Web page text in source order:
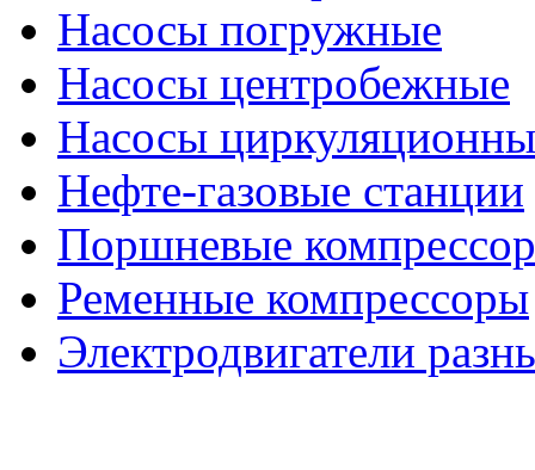
Насосы погружные
Насосы центробежные
Насосы
Нефте-газовые станции
Поршневые
Ременные компрессоры
Электродвигатели